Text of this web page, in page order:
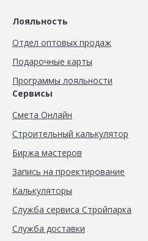
Лояльность
Отдел оптовых продаж
Подарочные карты
Программы лояльности
Сервисы
Смета Онлайн
Строительный калькулятор
Биржа мастеров
Запись на проектирование
Калькуляторы
Служба сервиса Стройпарка
Служба доставки